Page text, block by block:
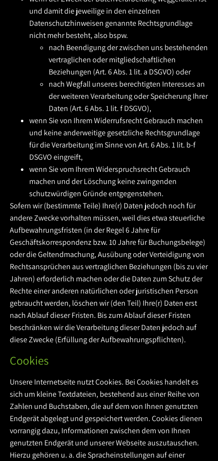
und damit die jeweilige in den einzelnen
Datenschutzhinweisen genannte Rechtsgrundlage
nicht mehr besteht, also bspw.
nach Beendigung der zwischen uns bestehenden
vertraglichen oder mitgliedschaftlichen
Beziehungen (Art. 6 Abs. 1 lit. a DSGVO) oder
nach Wegfall unseres berechtigten Interesses an
der weiteren Verarbeitung oder Speicherung Ihrer
Daten (Art. 6 Abs. 1 lit. f DSGVO),
wenn Sie von Ihrem Widerrufsrecht Gebrauch machen
und keine anderweitige gesetzliche Rechtsgrundlage
für die Verarbeitung im Sinne von Art. 6 Abs. 1 lit. b-f
DSGVO eingreift,
wenn Sie vom Ihrem Widerspruchsrecht Gebrauch
machen und der Löschung keine zwingenden
schutzwürdigen Gründe entgegenstehen.
Sofern wir (bestimmte Teile) Ihre(r) Daten jedoch noch für
andere Zwecke vorhalten müssen, weil dies etwa steuerliche
Aufbewahrungsfristen (in der Regel 6 Jahre für
Geschäftskorrespondenz bzw. 10 Jahre für Buchungsbelege)
oder die Geltendmachung, Ausübung oder Verteidigung von
Rechtsansprüchen aus vertraglichen Beziehungen (bis zu vier
Jahren) erforderlich machen oder die Daten zum Schutz der
Rechte einer anderen natürlichen oder juristischen Person
gebraucht werden, löschen wir (den Teil) Ihre(r) Daten erst
nach Ablauf dieser Fristen. Bis zum Ablauf dieser Fristen
beschränken wir die Verarbeitung dieser Daten jedoch auf
diese Zwecke (Erfüllung der Aufbewahrungspflichten).
Cookies
Unsere Internetseite nutzt Cookies. Bei Cookies handelt es
sich um kleine Textdateien, bestehend aus einer Reihe von
Zahlen und Buchstaben, die auf dem von Ihnen genutzten
Endgerät abgelegt und gespeichert werden. Cookies dienen
vorrangig dazu, Informationen zwischen dem von Ihnen
genutzten Endgerät und unserer Webseite auszutauschen.
Hierzu gehören u. a. die Spracheinstellungen auf einer